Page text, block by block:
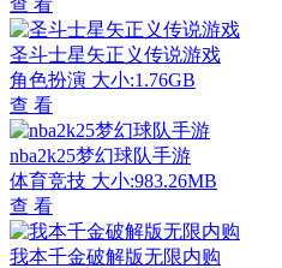
圣斗士星矢正义传说游戏
角色扮演 大小:1.76GB
查 看
nba2k25梦幻球队手游
体育竞技 大小:983.26MB
查 看
我本千金破解版无限内购